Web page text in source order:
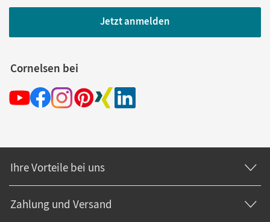
Jetzt anmelden
Cornelsen bei
Ihre Vorteile bei uns
Zahlung und Versand